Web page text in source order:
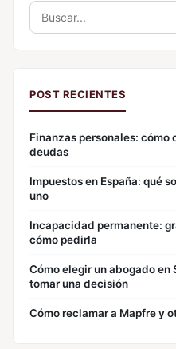
Buscar:
POST RECIENTES
Finanzas personales: cómo
deudas
Impuestos en España: qué
uno
Incapacidad permanente:
cómo pedirla
Cómo elegir un abogado
tomar una decisión
Cómo reclamar a Mapfre y